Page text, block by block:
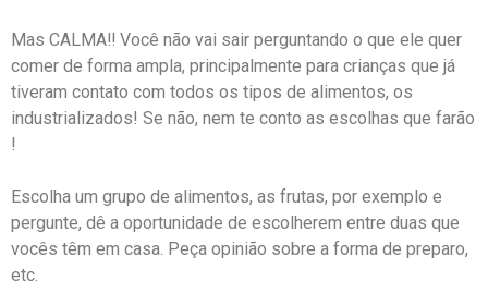
Mas CALMA‼️ Você não vai sair perguntando o que ele quer
comer de forma ampla, principalmente para crianças que já
tiveram contato com todos os tipos de alimentos, os
industrializados! Se não, nem te conto as escolhas que farão
! ⁣
Escolha um grupo de alimentos, as frutas, por exemplo e
pergunte, dê a oportunidade de escolherem entre duas que
vocês têm em casa. Peça opinião sobre a forma de preparo,
etc.⁣